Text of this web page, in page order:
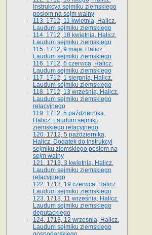
Instrukcya sejmiku ziemskiego
posłom na sejm walny
113. 1712, 11 kwietnia, Halicz.
Laudum sejmiku ziemskiego
114. 1712, 18 kwietnia, Halicz.
Laudum sejmiku ziemskiego
115. 1712, 9 maja, Halicz.
Laudum sejmiku ziemskiego
116. 1712, 6 czerwca, Halicz.
Laudum sejmiku ziemskiego
117. 1712, 1 sierpnia, Halicz.
Laudum sejmiku ziemskiego
118. 1712, 13 września, Halicz.
Laudum sejmiku ziemskiego
relacyjnego
119. 1712, 5 października,
Halicz. Laudum sejmiku
ziemskiego relacyjnego
120. 1712, 5 października,
Halicz. Dodatek do instrukcyi
sejmiku ziemskiego posłom na
sejm walny
121. 1713, 3 kwietnia, Halicz.
Laudum sejmiku ziemskiego
relacyjnego
122. 1713, 19 czerwca, Halicz.
Laudum sejmiku ziemskiego
123. 1713, 11 września, Halicz.
Laudum sejmiku ziemskiego
deputackiego
124. 1713, 12 września, Halicz.
Laudum sejmiku ziemskiego